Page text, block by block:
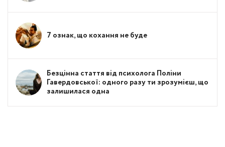
7 ознак, що кохання не буде
Безцінна стаття від психолога Поліни
Гавердовської: одного разу ти зрозумієш, що
залишилася одна